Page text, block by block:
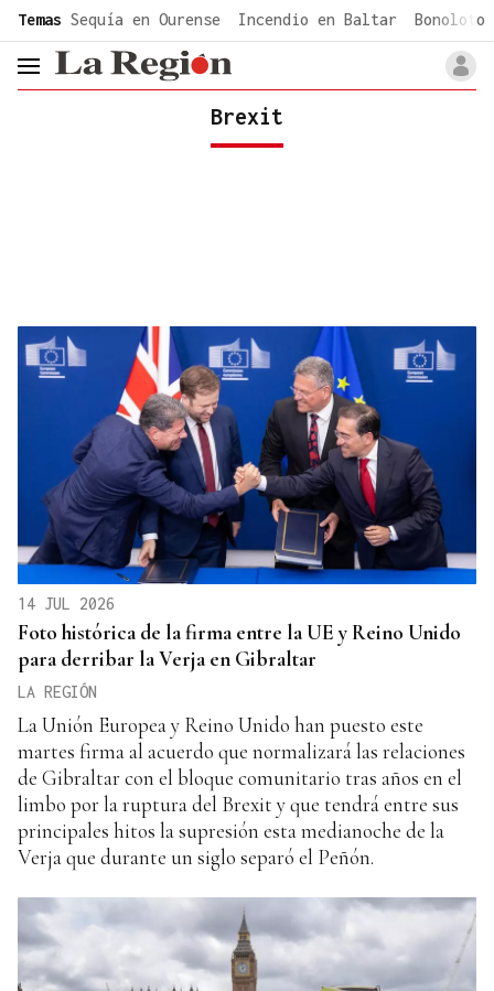
common.go-to-content
Temas Sequía en Ourense Incendio en Baltar Bonoloto
header.menu.open
Brexit
14 JUL 2026
Foto histórica de la firma entre la UE y Reino Unido
para derribar la Verja en Gibraltar
LA REGIÓN
La Unión Europea y Reino Unido han puesto este
martes firma al acuerdo que normalizará las relaciones
de Gibraltar con el bloque comunitario tras años en el
limbo por la ruptura del Brexit y que tendrá entre sus
principales hitos la supresión esta medianoche de la
Verja que durante un siglo separó el Peñón.